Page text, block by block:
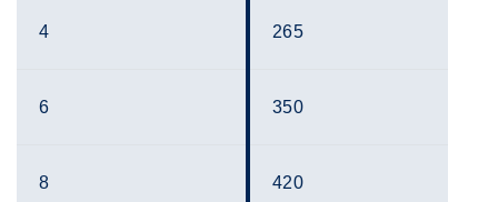
4 265
6 350
8 420